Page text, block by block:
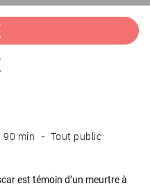
90 min Tout public
est témoin d’un meurtre à